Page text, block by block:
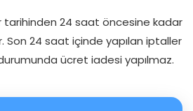
tarihinden 24 saat öncesine kadar
Son 24 saat içinde yapılan iptaller
ücret iadesi yapılmaz.